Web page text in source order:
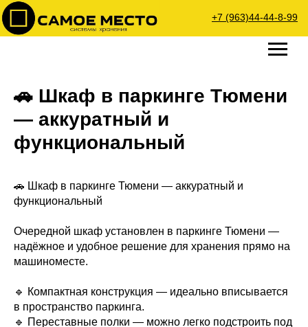
🚗 Шкаф в паркинге Тюмени
— аккуратный и
функциональный
🚗 Шкаф в паркинге Тюмени — аккуратный и
функциональный
Очередной шкаф установлен в паркинге Тюмени —
надёжное и удобное решение для хранения прямо на
машиноместе.
🔹 Компактная конструкция — идеально вписывается
в пространство паркинга.
🔹 Переставные полки — можно легко подстроить под